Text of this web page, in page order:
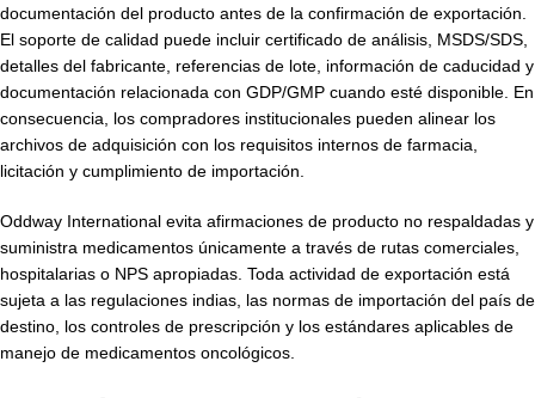
documentación del producto antes de la confirmación de exportación.
El soporte de calidad puede incluir certificado de análisis, MSDS/SDS,
detalles del fabricante, referencias de lote, información de caducidad y
documentación relacionada con GDP/GMP cuando esté disponible. En
consecuencia, los compradores institucionales pueden alinear los
archivos de adquisición con los requisitos internos de farmacia,
licitación y cumplimiento de importación.
Oddway International evita afirmaciones de producto no respaldadas y
suministra medicamentos únicamente a través de rutas comerciales,
hospitalarias o NPS apropiadas. Toda actividad de exportación está
sujeta a las regulaciones indias, las normas de importación del país de
destino, los controles de prescripción y los estándares aplicables de
manejo de medicamentos oncológicos.